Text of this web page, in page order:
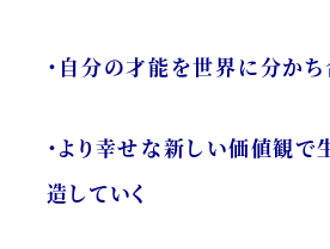
・自分の才能を世界に分かち
・より幸せな新しい価値観で
造していく